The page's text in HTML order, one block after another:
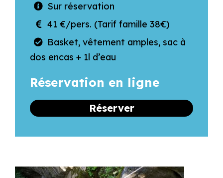
Sur réservation
41 €/pers. (Tarif famille 38€)
Basket, vêtement amples, sac à
dos encas + 1l d’eau
Réservation en ligne
Réserver